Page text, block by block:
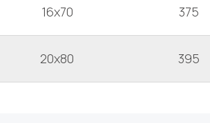
16x70 375
20x80 395